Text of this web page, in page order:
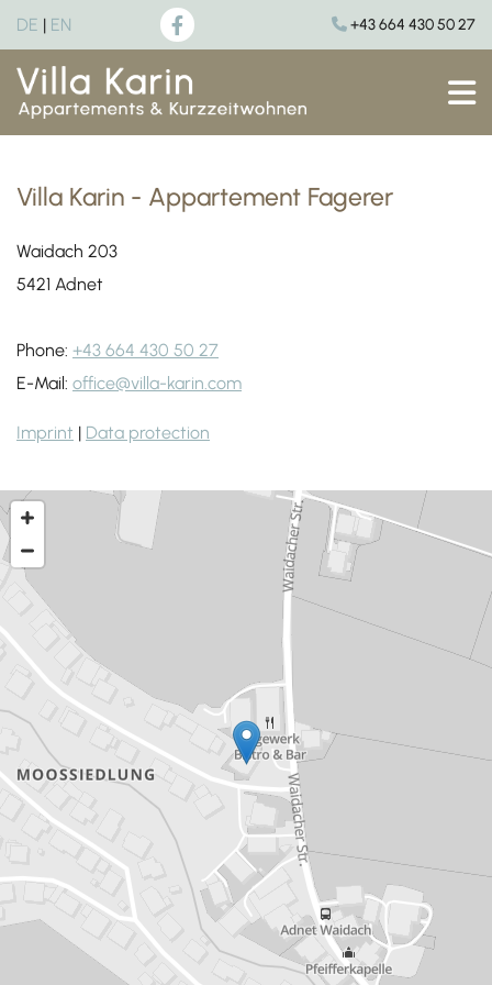
DE | EN  +43 664 430 50 27
Villa Karin - Appartement Fagerer
Waidach 203
5421 Adnet
Phone: +43 664 430 50 27
E-Mail: office@villa-karin.com
Imprint | Data protection